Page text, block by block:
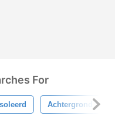
For
Achtergrond